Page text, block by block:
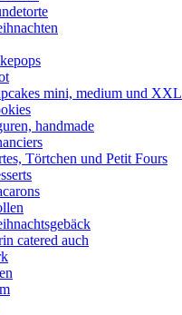
mini, medium und XXL
handmade
Törtchen und Petit Fours
catered auch